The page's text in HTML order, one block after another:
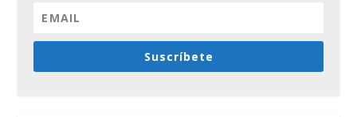
Suscríbete